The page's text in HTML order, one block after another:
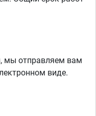
мы отправляем вам
виде.